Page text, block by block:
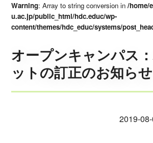
Warning: Array to string conversion in/home/
u.ac.jp/public_html/hdc.educ/wp-
content/themes/hdc_educ/systems/
オープンキャンパス
ットの訂正のお知らせ
2019-